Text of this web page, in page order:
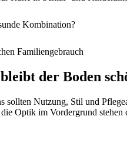
Kombination?
Familiengebrauch
der Boden
sollten Nutzung, Stil und
Optik im Vordergrund stehen